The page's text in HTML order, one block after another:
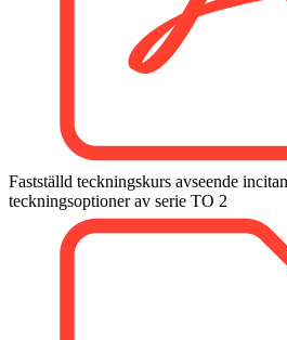
Fastställd teckningskurs avseende
teckningsoptioner av serie TO 2